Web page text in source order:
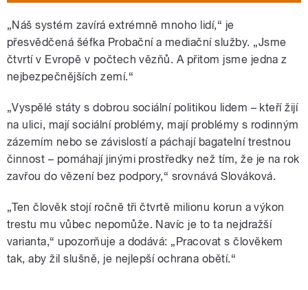
„Náš systém zavírá extrémně mnoho lidí,“ je
přesvědčená šéfka Probační a mediační služby. „Jsme
čtvrtí v Evropě v počtech vězňů. A přitom jsme jedna z
nejbezpečnějších zemí.“
„Vyspělé státy s dobrou sociální politikou lidem – kteří žijí
na ulici, mají sociální problémy, mají problémy s rodinným
zázemím nebo se závislostí a páchají bagatelní trestnou
činnost – pomáhají jinými prostředky než tím, že je na rok
zavřou do vězení bez podpory,“ srovnává Slováková.
„Ten člověk stojí ročně tři čtvrtě milionu korun a výkon
trestu mu vůbec nepomůže. Navíc je to ta nejdražší
varianta,“ upozorňuje a dodává: „Pracovat s člověkem
tak, aby žil slušně, je nejlepší ochrana obětí.“